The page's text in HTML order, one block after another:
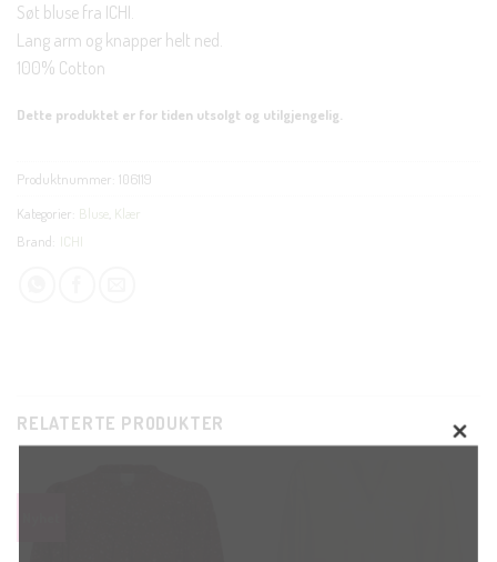
Søt bluse fra ICHI.
Lang arm og knapper helt ned.
100% Cotton
Dette produktet er for tiden utsolgt og utilgjengelig.
Produktnummer: 106119
Kategorier: Bluse Klær
Brand: ICHI
RELATERTE PRODUKTER